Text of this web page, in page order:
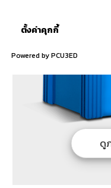
ตั้งค่าคุกกี้
Powered by PCU3ED
เเบต
เต
บริการ
ของ
ดู